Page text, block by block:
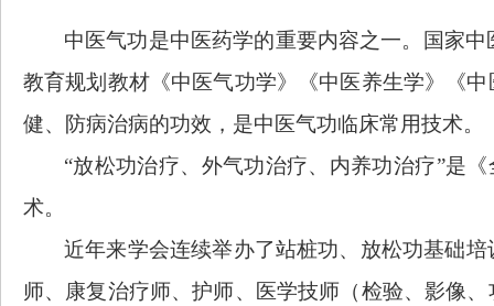
中医气功是中医药学的重要内容之一。国家
教育规划教材《中医气功学》《中医养生学》《
健、防病治病的功效，是中医气功临床常用技术。
“放松功治疗、外气功治疗、内养功治疗”是
术。
近年来学会连续举办了站桩功、放松功基础
师、康复治疗师、护师、医学技师（检验、影像